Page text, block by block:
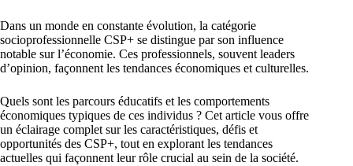
Dans un monde en constante évolution, la catégorie
socioprofessionnelle CSP+ se distingue par son influence
notable sur l’économie. Ces professionnels, souvent leaders
d’opinion, façonnent les tendances économiques et culturelles.
Quels sont les parcours éducatifs et les comportements
économiques typiques de ces individus ? Cet article vous offre
un éclairage complet sur les caractéristiques, défis et
opportunités des CSP+, tout en explorant les tendances
actuelles qui façonnent leur rôle crucial au sein de la société.